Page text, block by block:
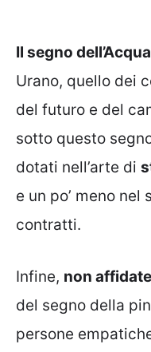
Il segno
Urano, quello dei
del futuro e del
sotto questo
dotati nell’arte di
e un po’ meno
contratti.
Infine, non
del segno della
persone